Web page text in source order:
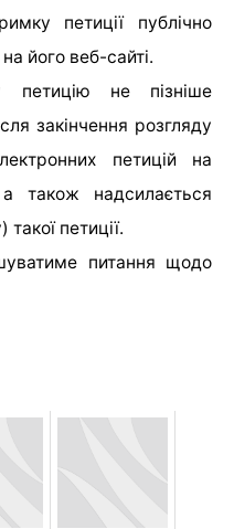
петиції публічно
його веб-сайті.
петицію не пізніше
закінчення розгляду
петицій на
а також надсилається
петиції.
питання щодо